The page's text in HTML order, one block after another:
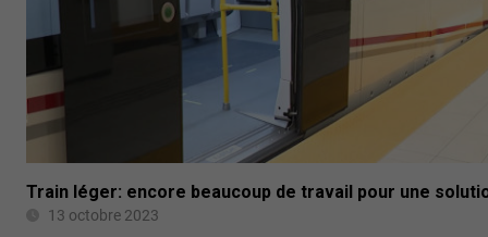
Train léger: encore beaucoup de travail pour une
13 octobre 2023